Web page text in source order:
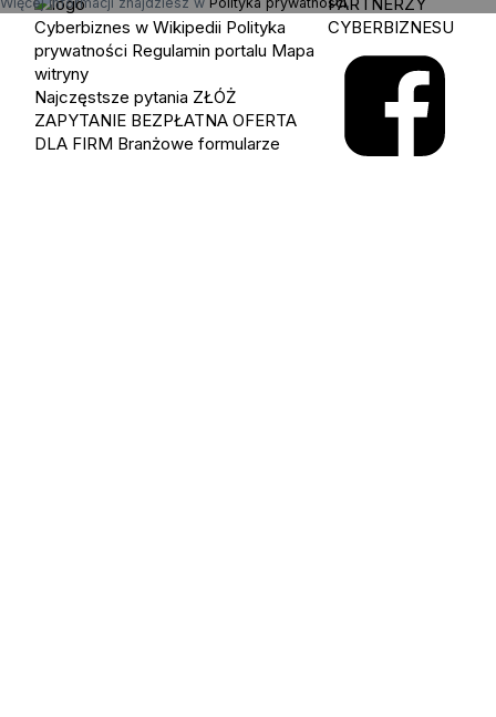
Cyberbiznes w Wikipedii Polityka
prywatności Regulamin portalu Mapa
witryny
Najczęstsze pytania ZŁÓŻ
ZAPYTANIE BEZPŁATNA OFERTA
DLA FIRM Branżowe formularze
CYBERBIZNESU